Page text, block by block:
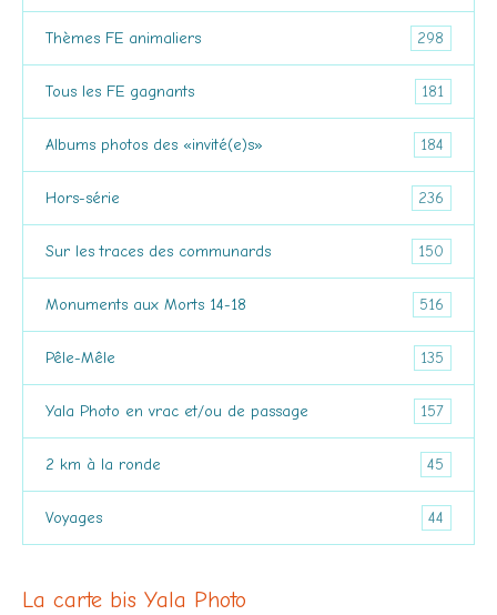
Thèmes FE animaliers 298
Tous les FE gagnants 181
Albums photos des «invité(e)s» 184
Hors-série 236
Sur les traces des communards 150
Monuments aux Morts 14-18 516
Pêle-Mêle 135
Yala Photo en vrac et/ou de passage 157
2 km à la ronde 45
Voyages 44
La carte bis Yala Photo